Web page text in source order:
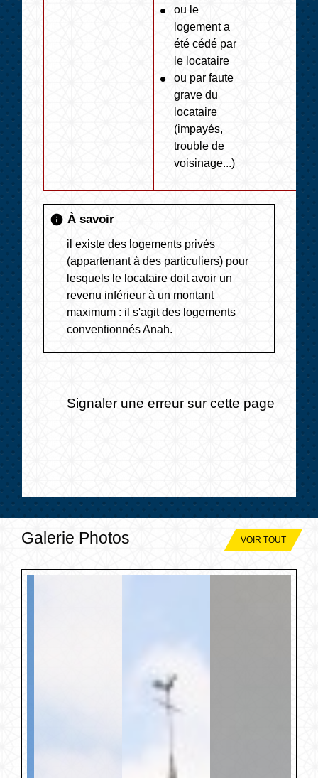
ou le
logement a
été cédé par
le locataire
ou par faute
grave du
locataire
(impayés,
trouble de
voisinage...)
info À savoir
il existe des logements privés
(appartenant à des particuliers) pour
lesquels le locataire doit avoir un
revenu inférieur à un montant
maximum : il s'agit des logements
conventionnés Anah.
Signaler une erreur sur cette page
Galerie Photos VOIR TOUT